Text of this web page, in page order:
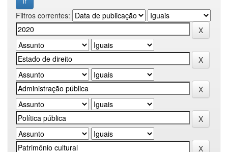
Filtros correntes: